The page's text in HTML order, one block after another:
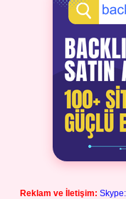
Reklam ve İletişim: